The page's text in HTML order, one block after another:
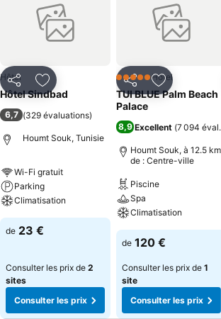
PartagerAjouter à mes favoris
Hôtel
Hôtel Sindbad
6,7 (329 évaluations)
Houmt Souk, Tunisie
Wi-Fi gratuit
Parking
Climatisation
de 23 €
Consulter les prix de 2
sites
Consulter les prix
PartagerAjouter à
5 Étoiles Hôtel
TUI BLUE Palm Beach
Palace
8,9 Excellent (7 094
Houmt Souk, à 12.5 km
de : Centre-ville
Piscine
Spa
Climatisation
de 120 €
Consulter les prix de 1
site
Consulter les prix